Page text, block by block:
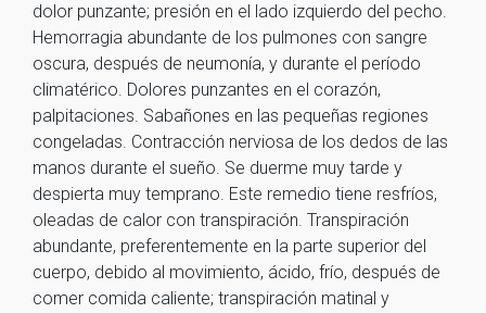
dolor punzante; presión en el lado izquierdo del pecho.
Hemorragia abundante de los pulmones con sangre
oscura, después de neumonía, y durante el período
climatérico. Dolores punzantes en el corazón,
palpitaciones. Sabañones en las pequeñas regiones
congeladas. Contracción nerviosa de los dedos de las
manos durante el sueño. Se duerme muy tarde y
despierta muy temprano. Este remedio tiene resfríos,
oleadas de calor con transpiración. Transpiración
abundante, preferentemente en la parte superior del
cuerpo, debido al movimiento, ácido, frío, después de
comer comida caliente; transpiración matinal y